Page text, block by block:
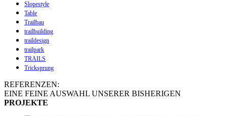
Slopestyle
Table
Trailbau
trailbuilding
traildesign
trailpark
TRAILS
Tricksprung
REFERENZEN:
EINE FEINE AUSWAHL UNSERER BISHERIGEN
PROJEKTE